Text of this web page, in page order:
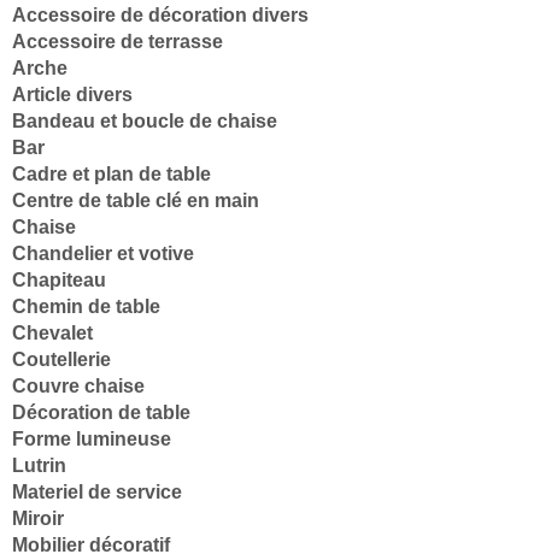
Accessoire de décoration divers
Accessoire de terrasse
Arche
Article divers
Bandeau et boucle de chaise
Bar
Cadre et plan de table
Centre de table clé en main
Chaise
Chandelier et votive
Chapiteau
Chemin de table
Chevalet
Coutellerie
Couvre chaise
Décoration de table
Forme lumineuse
Lutrin
Materiel de service
Miroir
Mobilier décoratif